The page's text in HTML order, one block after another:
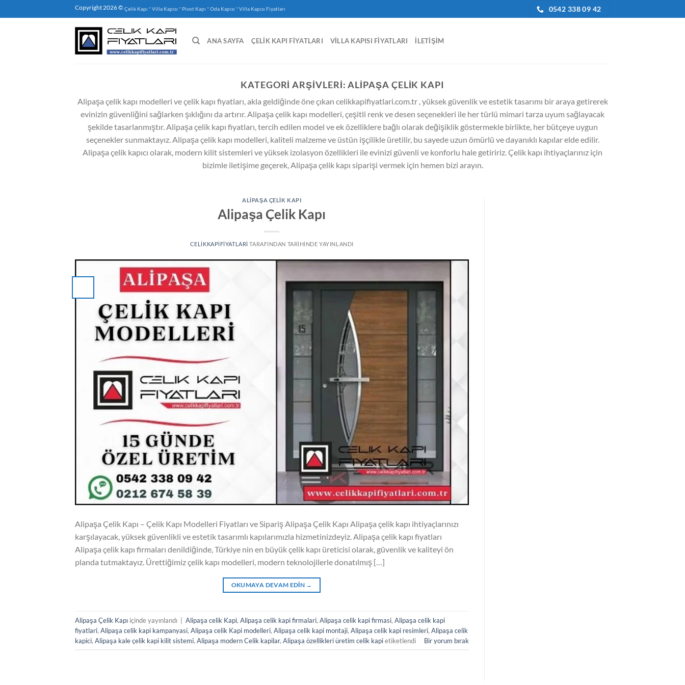
atla
Copyright 2026 © Çelik Kapı -Villa Kapısı - Pivot Kapı -Oda Kapısı -Villa Kapısı Fiyatları 0542 338 09 42
ANA SAYFA ÇELIK KAPI FIYATLARI VILLA KAPISI FIYATLARI İLETIŞIM
KATEGORI ARŞIVLERI:ALIPAŞA ÇELIK KAPI
Alipaşa çelik kapı modelleri ve çelik kapı fiyatları, akla geldiğinde öne çıkan celikkapifiyatlari.com.tr , yüksek güvenlik ve estetik tasarımı bir araya getirerek
evinizin güvenliğini sağlarken şıklığını da artırır. Alipaşa çelik kapı modelleri, çeşitli renk ve desen seçenekleri ile her türlü mimari tarza uyum sağlayacak
şekilde tasarlanmıştır. Alipaşa çelik kapı fiyatları, tercih edilen model ve ek özelliklere bağlı olarak değişiklik göstermekle birlikte, her bütçeye uygun
seçenekler sunmaktayız. Alipaşa çelik kapı modelleri, kaliteli malzeme ve üstün işçilikle üretilir, bu sayede uzun ömürlü ve dayanıklı kapılar elde edilir.
Alipaşa çelik kapıcı olarak, modern kilit sistemleri ve yüksek izolasyon özellikleri ile evinizi güvenli ve konforlu hale getiririz. Çelik kapı ihtiyaçlarınız için
bizimle iletişime geçerek, Alipaşa çelik kapı siparişi vermek için hemen bizi arayın.
ALIPAŞA ÇELIK KAPI
Alipaşa Çelik Kapı
CELIKKAPIFIYATLARI TARAFINDAN TARIHINDE YAYINLANDI
Alipaşa Çelik Kapı – Çelik Kapı Modelleri Fiyatları ve Sipariş Alipaşa Çelik Kapı Alipaşa çelik kapı ihtiyaçlarınızı
karşılayacak, yüksek güvenlikli ve estetik tasarımlı kapılarımızla hizmetinizdeyiz. Alipaşa çelik kapı fiyatları
Alipaşa çelik kapı firmaları denildiğinde, Türkiye nin en büyük çelik kapı üreticisi olarak, güvenlik ve kaliteyi ön
planda tutmaktayız. Ürettiğimiz çelik kapı modelleri, modern teknolojilerle donatılmış […]
OKUMAYA DEVAM EDIN →
Alipaşa Çelik Kapı içinde yayınlandı Alipaşa celik Kapi, Alipaşa celik kapi firmalari, Alipaşa celik kapi firmasi, Alipaşa celik kapi
fiyatlari, Alipaşa celik kapi kampanyasi, Alipaşa celik Kapi modelleri, Alipaşa celik kapi montaji, Alipaşa celik kapi resimleri, Alipaşa celik
kapici, Alipaşa kale çelik kapi kilit sistemi, Alipaşa modern Celik kapilar, Alipaşa özellikleri üretim celik kapietiketlendi Bir yorum bırak